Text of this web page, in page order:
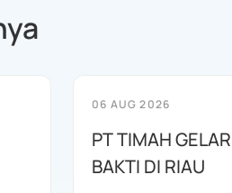
06 AUG 2026
PT TIMAH
BAKTI DI RIAU